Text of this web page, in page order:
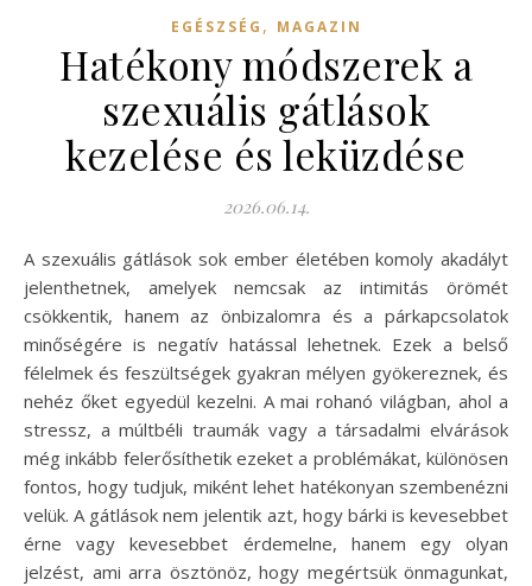
EGÉSZSÉG , MAGAZIN
Hatékony módszerek a
szexuális gátlások
kezelése és leküzdése
2026.06.14.
A szexuális gátlások sok ember életében komoly akadályt
jelenthetnek, amelyek nemcsak az intimitás örömét
csökkentik, hanem az önbizalomra és a párkapcsolatok
minőségére is negatív hatással lehetnek. Ezek a belső
félelmek és feszültségek gyakran mélyen gyökereznek, és
nehéz őket egyedül kezelni. A mai rohanó világban, ahol a
stressz, a múltbéli traumák vagy a társadalmi elvárások
még inkább felerősíthetik ezeket a problémákat, különösen
fontos, hogy tudjuk, miként lehet hatékonyan szembenézni
velük. A gátlások nem jelentik azt, hogy bárki is kevesebbet
érne vagy kevesebbet érdemelne, hanem egy olyan
jelzést, ami arra ösztönöz, hogy megértsük önmagunkat,